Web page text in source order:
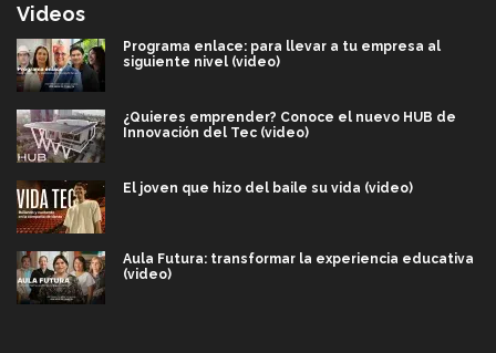
Videos
Programa enlace: para llevar a tu empresa al
siguiente nivel (video)
¿Quieres emprender? Conoce el nuevo HUB de
Innovación del Tec (video)
El joven que hizo del baile su vida (video)
Aula Futura: transformar la experiencia educativa
(video)